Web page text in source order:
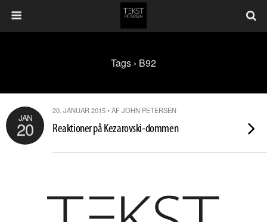
Tags › B92
JAN
20
20. JANUAR 2015 • AF JOHN PETERSEN
Reaktioner på Kezarovski-dommen